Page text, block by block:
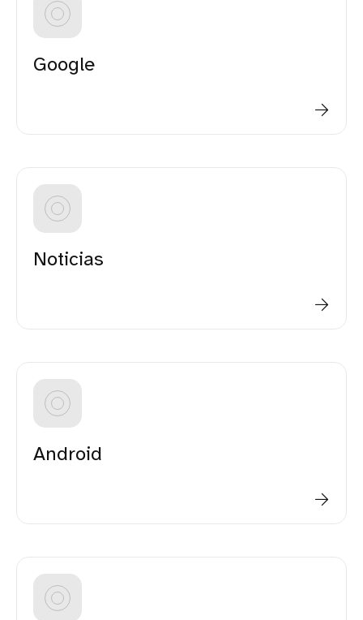
Google
Noticias
Android